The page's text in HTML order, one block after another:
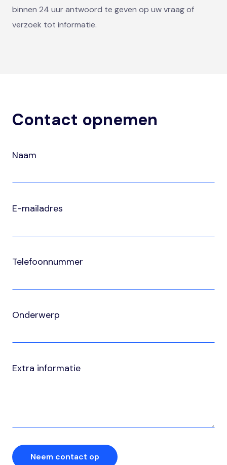
binnen 24 uur antwoord te geven op uw vraag of
verzoek tot informatie.
Contact opnemen
Naam
E-mailadres
Telefoonnummer
Onderwerp
Extra informatie